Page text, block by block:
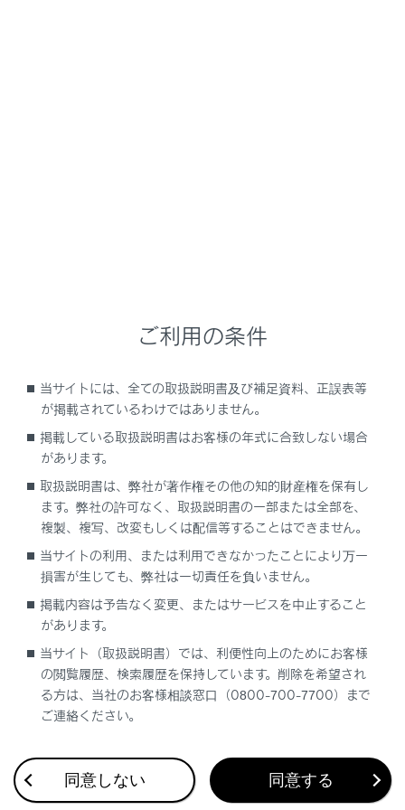
経由地を追加する
電話帳から目的地を検索する
スマートフォンから目的地を設定する
合わせて見られているページ
VICS・交通情報
ナビゲーション設定
ご利用の条件
当サイトには、全ての取扱説明書及び補足資料、正誤表等
が掲載されているわけではありません。
掲載している取扱説明書はお客様の年式に合致しない場合
があります。
取扱説明書は、弊社が著作権その他の知的財産権を保有し
ます。弊社の許可なく、取扱説明書の一部または全部を、
複製、複写、改変もしくは配信等することはできません。
当サイトの利用、または利用できなかったことにより万一
損害が生じても、弊社は一切責任を負いません。
掲載内容は予告なく変更、またはサービスを中止すること
があります。
当サイト（取扱説明書）では、利便性向上のためにお客様
の閲覧履歴、検索履歴を保持しています。削除を希望され
る方は、当社のお客様相談窓口（0800-700-7700）まで
ご連絡ください。
同意しない 同意する